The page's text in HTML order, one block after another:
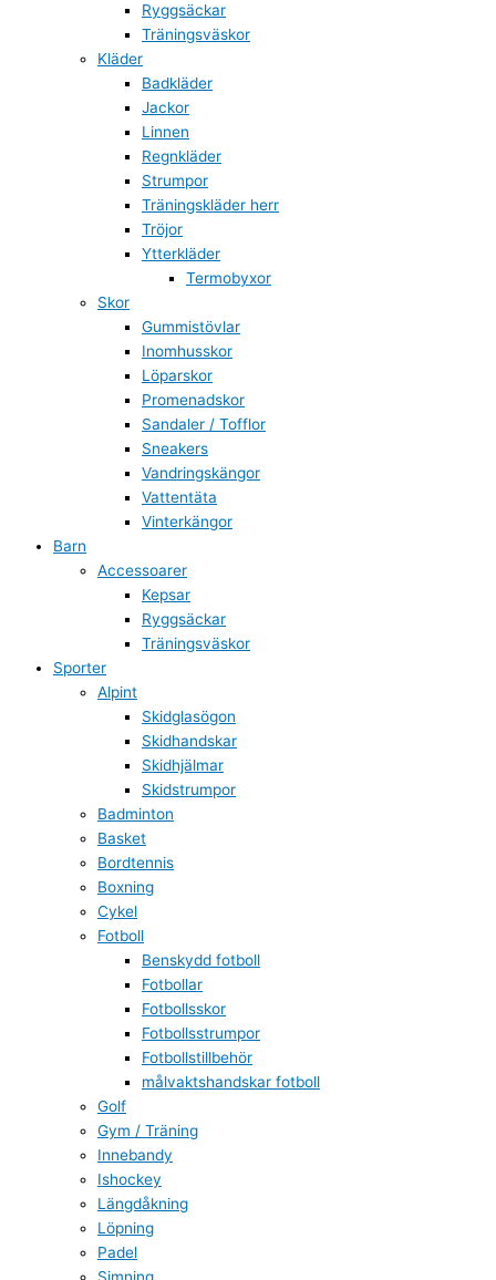
Ryggsäckar
Träningsväskor
Kläder
Badkläder
Jackor
Linnen
Regnkläder
Strumpor
Träningskläder herr
Tröjor
Ytterkläder
Termobyxor
Skor
Gummistövlar
Inomhusskor
Löparskor
Promenadskor
Sandaler / Tofflor
Sneakers
Vandringskängor
Vattentäta
Vinterkängor
Barn
Accessoarer
Kepsar
Ryggsäckar
Träningsväskor
Sporter
Alpint
Skidglasögon
Skidhandskar
Skidhjälmar
Skidstrumpor
Badminton
Basket
Bordtennis
Boxning
Cykel
Fotboll
Benskydd fotboll
Fotbollar
Fotbollsskor
Fotbollsstrumpor
Fotbollstillbehör
målvaktshandskar fotboll
Golf
Gym / Träning
Innebandy
Ishockey
Längdåkning
Löpning
Padel